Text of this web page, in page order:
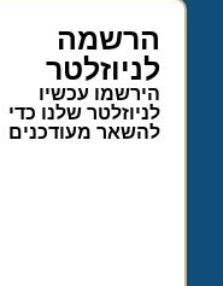
הרשמה
לניוזלטר
הירשמו עכשיו
לניוזלטר שלנו כדי
להשאר מעודכנים